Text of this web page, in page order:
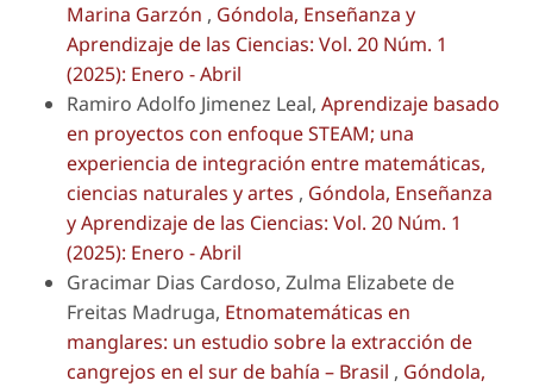
Marina Garzón , Góndola, Enseñanza y
Aprendizaje de las Ciencias: Vol. 20 Núm. 1
(2025): Enero - Abril
Ramiro Adolfo Jimenez Leal, Aprendizaje basado
en proyectos con enfoque STEAM; una
experiencia de integración entre matemáticas,
ciencias naturales y artes , Góndola, Enseñanza
y Aprendizaje de las Ciencias: Vol. 20 Núm. 1
(2025): Enero - Abril
Gracimar Dias Cardoso, Zulma Elizabete de
Freitas Madruga, Etnomatemáticas en
manglares: un estudio sobre la extracción de
cangrejos en el sur de bahía – Brasil , Góndola,